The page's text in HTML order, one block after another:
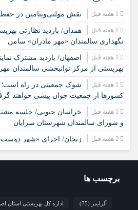
نقش مولتی‌ویتامین در
همدان/ بازدید نظارتی
نگهداری سالمندان «مهر مادران» سامن
اصفهان/ بازدید مشترک
بهزیستی از مرکز توانبخشی سالمندان
شوک جمعیتی در راه است؛
کشورها از جمعیت جوان پیشی خواهند
خراسان جنوبی/ جلسه
و شورای سالمندان شهرستان سرایان
زنجان/ اجرای «شهر
مشارکت همه دستگاه‌هاست
محلی و مشارکت اجتماعی
مورد چگونگی مشارکت رویکردهای
برچسب ها
آلزایمر (75) اداره کل بهزیستی استان